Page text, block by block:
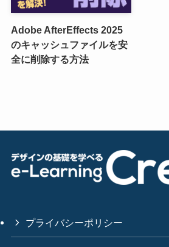
Adobe AfterEffects 2025
のキャッシュファイルを安
全に削除する方法
プライバシーポリシー